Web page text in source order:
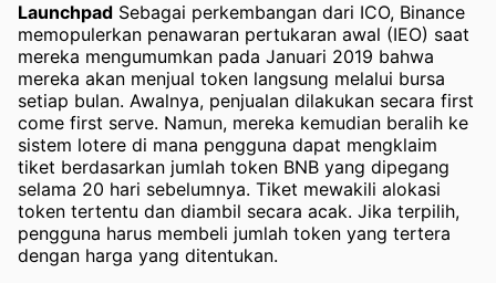
Launchpad Sebagai perkembangan dari ICO, Binance
memopulerkan penawaran pertukaran awal (IEO) saat
mereka mengumumkan pada Januari 2019 bahwa
mereka akan menjual token langsung melalui bursa
setiap bulan. Awalnya, penjualan dilakukan secara first
come first serve. Namun, mereka kemudian beralih ke
sistem lotere di mana pengguna dapat mengklaim
tiket berdasarkan jumlah token BNB yang dipegang
selama 20 hari sebelumnya. Tiket mewakili alokasi
token tertentu dan diambil secara acak. Jika terpilih,
pengguna harus membeli jumlah token yang tertera
dengan harga yang ditentukan.